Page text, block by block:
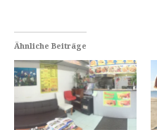
Ähnliche Beiträge